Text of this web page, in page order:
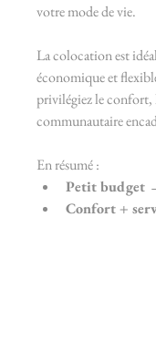
votre mode de vie.
La colocation est
économique et
privilégiez le confort,
communautaire
En résumé :
Petit budget
Confort +